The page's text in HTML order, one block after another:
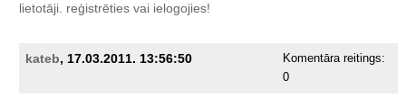
lietotāji. reģistrētiesvai ielogojies!
kateb, 17.03.2011. 13:56:50
Komentāra reitings:
0